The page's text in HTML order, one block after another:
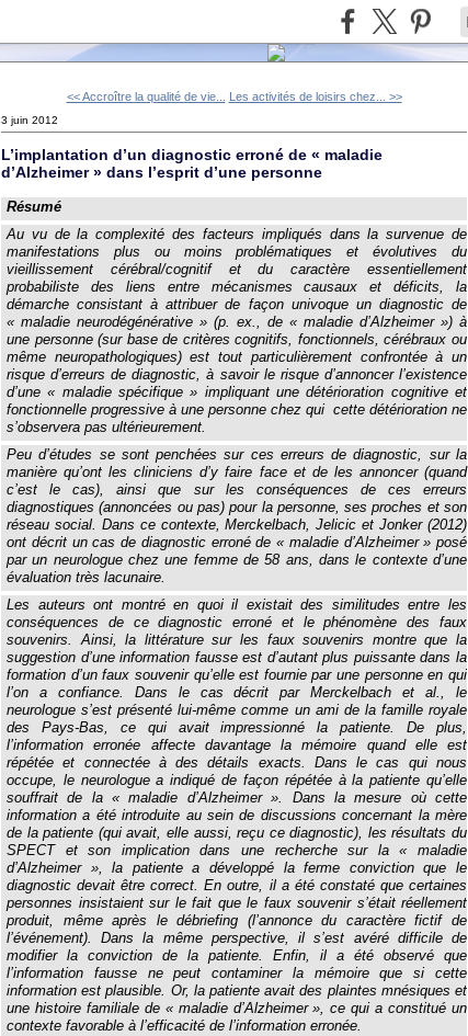
<< Accroître la qualité de vie... Les activités de loisirs chez... >>
3 juin 2012
L’implantation d’un diagnostic erroné de « maladie
d’Alzheimer » dans l’esprit d’une personne
Résumé
Au vu de la complexité des facteurs impliqués dans la survenue de
manifestations plus ou moins problématiques et évolutives du
vieillissement cérébral/cognitif et du caractère essentiellement
probabiliste des liens entre mécanismes causaux et déficits, la
démarche consistant à attribuer de façon univoque un diagnostic de
« maladie neurodégénérative » (p. ex., de « maladie d’Alzheimer ») à
une personne (sur base de critères cognitifs, fonctionnels, cérébraux ou
même neuropathologiques) est tout particulièrement confrontée à un
risque d’erreurs de diagnostic, à savoir le risque d’annoncer l’existence
d’une « maladie spécifique » impliquant une détérioration cognitive et
fonctionnelle progressive à une personne chez qui cette détérioration ne
s’observera pas ultérieurement.
Peu d’études se sont penchées sur ces erreurs de diagnostic, sur la
manière qu’ont les cliniciens d’y faire face et de les annoncer (quand
c’est le cas), ainsi que sur les conséquences de ces erreurs
diagnostiques (annoncées ou pas) pour la personne, ses proches et son
réseau social. Dans ce contexte, Merckelbach, Jelicic et Jonker (2012)
ont décrit un cas de diagnostic erroné de « maladie d’Alzheimer » posé
par un neurologue chez une femme de 58 ans, dans le contexte d’une
évaluation très lacunaire.
Les auteurs ont montré en quoi il existait des similitudes entre les
conséquences de ce diagnostic erroné et le phénomène des faux
souvenirs. Ainsi, la littérature sur les faux souvenirs montre que la
suggestion d’une information fausse est d’autant plus puissante dans la
formation d’un faux souvenir qu’elle est fournie par une personne en qui
l’on a confiance. Dans le cas décrit par Merckelbach et al., le
neurologue s’est présenté lui-même comme un ami de la famille royale
des Pays-Bas, ce qui avait impressionné la patiente. De plus,
l’information erronée affecte davantage la mémoire quand elle est
répétée et connectée à des détails exacts. Dans le cas qui nous
occupe, le neurologue a indiqué de façon répétée à la patiente qu’elle
souffrait de la « maladie d’Alzheimer ». Dans la mesure où cette
information a été introduite au sein de discussions concernant la mère
de la patiente (qui avait, elle aussi, reçu ce diagnostic), les résultats du
SPECT et son implication dans une recherche sur la « maladie
d’Alzheimer », la patiente a développé la ferme conviction que le
diagnostic devait être correct. En outre, il a été constaté que certaines
personnes insistaient sur le fait que le faux souvenir s’était réellement
produit, même après le débriefing (l’annonce du caractère fictif de
l’événement). Dans la même perspective, il s’est avéré difficile de
modifier la conviction de la patiente. Enfin, il a été observé que
l’information fausse ne peut contaminer la mémoire que si cette
information est plausible. Or, la patiente avait des plaintes mnésiques et
une histoire familiale de « maladie d’Alzheimer », ce qui a constitué un
contexte favorable à l’efficacité de l’information erronée.